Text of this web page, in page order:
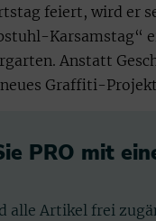
feiert, wird er
Karsamstag“
Anstatt
Graffiti-
PRO mit
alle Artikel frei